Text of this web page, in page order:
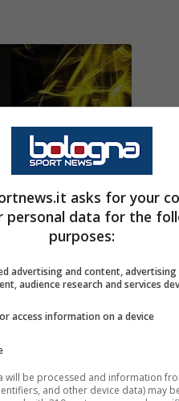
allarme Antonio Conte
stop importante per la
a Inter
in testa. La
tecnico pugliese ha
del fischio d’inizio
asks for your
personal data for the
purposes:
advertising and content,
audience research and services
access information on a device
will be processed and information
and other device data) may